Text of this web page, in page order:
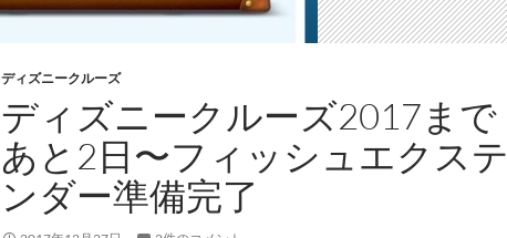
ディズニークルーズ
ディズニークルーズ2017まで
あと2日〜フィッシュエクステ
ンダー準備完了